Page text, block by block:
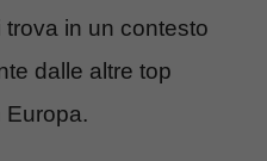
in un contesto
dalle altre top
Europa.